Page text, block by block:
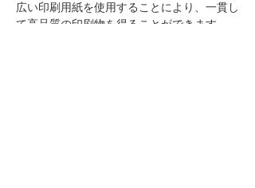
広い印刷用紙を使用することにより、一貫し
て高品質の印刷物を得ることができます。